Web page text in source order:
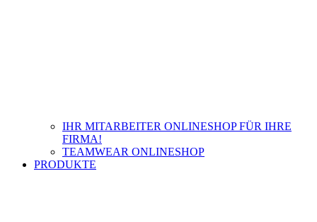
IHR MITARBEITER ONLINESHOP FÜR IHRE
FIRMA!
TEAMWEAR ONLINESHOP
PRODUKTE